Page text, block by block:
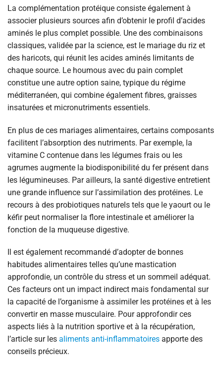
La complémentation protéique consiste également à
associer plusieurs sources afin d’obtenir le profil d’acides
aminés le plus complet possible. Une des combinaisons
classiques, validée par la science, est le mariage du riz et
des haricots, qui réunit les acides aminés limitants de
chaque source. Le houmous avec du pain complet
constitue une autre option saine, typique du régime
méditerranéen, qui combine également fibres, graisses
insaturées et micronutriments essentiels.
En plus de ces mariages alimentaires, certains composants
facilitent l’absorption des nutriments. Par exemple, la
vitamine C contenue dans les légumes frais ou les
agrumes augmente la biodisponibilité du fer présent dans
les légumineuses. Par ailleurs, la santé digestive entretient
une grande influence sur l’assimilation des protéines. Le
recours à des probiotiques naturels tels que le yaourt ou le
kéfir peut normaliser la flore intestinale et améliorer la
fonction de la muqueuse digestive.
Il est également recommandé d’adopter de bonnes
habitudes alimentaires telles qu’une mastication
approfondie, un contrôle du stress et un sommeil adéquat.
Ces facteurs ont un impact indirect mais fondamental sur
la capacité de l’organisme à assimiler les protéines et à les
convertir en masse musculaire. Pour approfondir ces
aspects liés à la nutrition sportive et à la récupération,
l’article sur les aliments anti-inflammatoires apporte des
conseils précieux.